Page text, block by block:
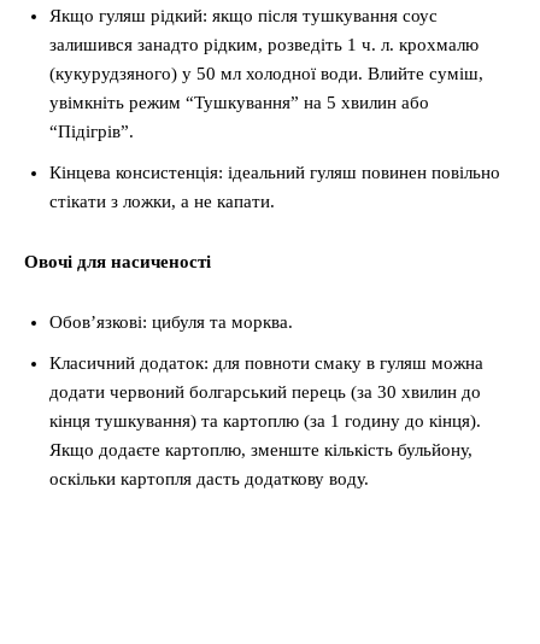
Якщо гуляш рідкий: якщо після тушкування соус
залишився занадто рідким, розведіть 1 ч. л. крохмалю
(кукурудзяного) у 50 мл холодної води. Влийте суміш,
увімкніть режим “Тушкування” на 5 хвилин або
“Підігрів”.
Кінцева консистенція: ідеальний гуляш повинен повільно
стікати з ложки, а не капати.
Овочі для насиченості
Обов’язкові: цибуля та морква.
Класичний додаток: для повноти смаку в гуляш можна
додати червоний болгарський перець (за 30 хвилин до
кінця тушкування) та картоплю (за 1 годину до кінця).
Якщо додаєте картоплю, зменште кількість бульйону,
оскільки картопля дасть додаткову воду.